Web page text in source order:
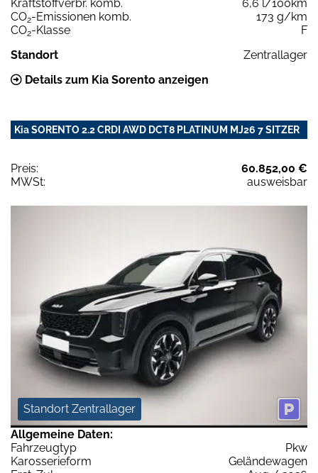
Kraftstoffverbr. komb.
6,6 l/100km
CO2-Emissionen komb.
173 g/km
CO2-Klasse
F
Standort
Zentrallager
Details zum Kia Sorento anzeigen
Kia SORENTO 2.2 CRDI AWD DCT8 PLATINUM MJ26 7 SITZER
Preis:
60.852,00 €
MWSt:
ausweisbar
Standort Zentrallager
Allgemeine Daten:
Fahrzeugtyp
Pkw
Karosserieform
Geländewagen